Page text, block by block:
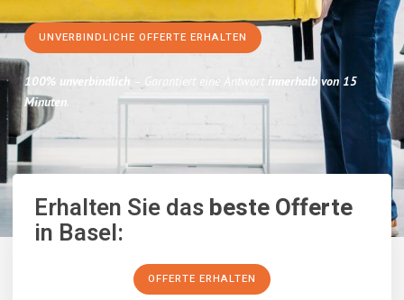
UNVERBINDLICHE OFFERTE ERHALTEN
100% unverbindlich – Garantiert eine Antwort innerhalb von 15
Minuten.
Erhalten Sie dasbeste Offerte
in Basel:
OFFERTE ERHALTEN